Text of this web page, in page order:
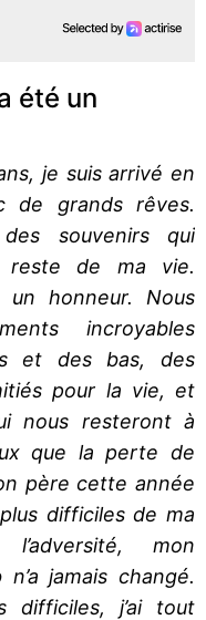
été un
je suis arrivé en
de grands rêves.
souvenirs qui
reste de ma vie.
honneur. Nous
incroyables
et des bas, des
pour la vie, et
nous resteront à
que la perte de
père cette année
difficiles de ma
mon
jamais changé.
difficiles, j’ai tout